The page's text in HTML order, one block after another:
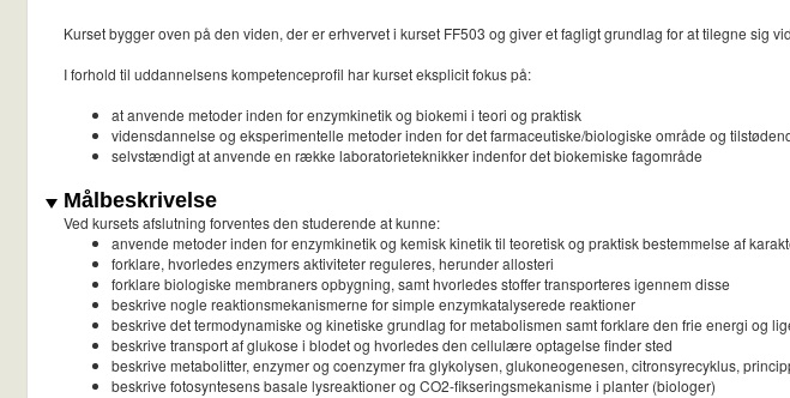
Kurset bygger oven på den viden, der er erhvervet i kurset FF503 og giver et fagligt grundlag for at tilegne sig
I forhold til uddannelsens kompetenceprofil har kurset eksplicit fokus på:
at anvende metoder inden for enzymkinetik og biokemi i teori og praktisk
vidensdannelse og eksperimentelle metoder inden for det farmaceutiske/biologiske område og
selvstændigt at anvende en række laboratorieteknikker indenfor det biokemiske fagområde
Målbeskrivelse
Ved kursets afslutning forventes den studerende at kunne:
anvende metoder inden for enzymkinetik og kemisk kinetik til teoretisk og praktisk bestemmelse af
forklare, hvorledes enzymers aktiviteter reguleres, herunder allosteri
forklare biologiske membraners opbygning, samt hvorledes stoffer transporteres igennem disse
beskrive nogle reaktionsmekanismerne for simple enzymkatalyserede reaktioner
beskrive det termodynamiske og kinetiske grundlag for metabolismen samt forklare den frie energi og
beskrive transport af glukose i blodet og hvorledes den cellulære optagelse finder sted
beskrive metabolitter, enzymer og coenzymer fra glykolysen, glukoneogenesen, citronsyrecyklus,
beskrive fotosyntesens basale lysreaktioner og CO2-fikseringsmekanisme i planter (biologer)